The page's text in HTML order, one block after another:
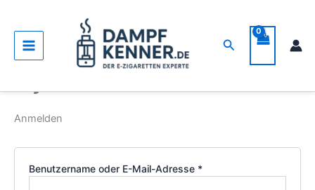
springen
Suchen
Anmelden
Benutzername oder E-Mail-Adresse *